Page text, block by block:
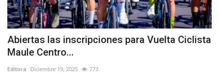
Abiertas las inscripciones para Vuelta Ciclista
Maule Centro...
Editora Diciembre 19, 2025 773